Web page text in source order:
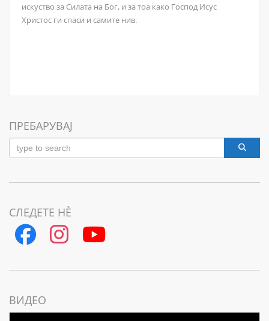
искуство за Силата на Бог, и за тоа како Господ Исус
Христос ги спаси и самите нив.
ПРЕБАРУВАЈ
СЛЕДЕТЕ НЀ
ВИДЕО